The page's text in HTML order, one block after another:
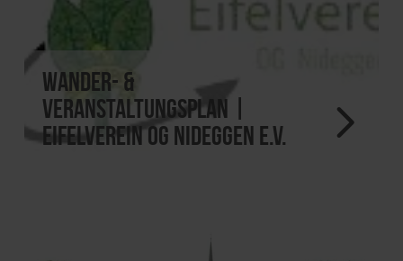
Wander- &
Veranstaltungsplan |
Eifelverein OG Nideggen e.V.